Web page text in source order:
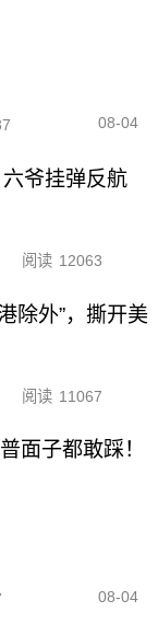
08-04
六爷挂弹反航
阅读 12063
除外”，撕开美
阅读 11067
面子都敢踩！
08-04